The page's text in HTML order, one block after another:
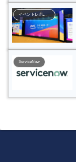
イベントレポート
ServiceNow